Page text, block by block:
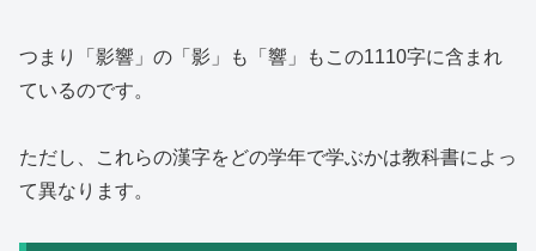
つまり「影響」の「影」も「響」もこの1110字に含まれ
ているのです。
ただし、これらの漢字をどの学年で学ぶかは教科書によっ
て異なります。